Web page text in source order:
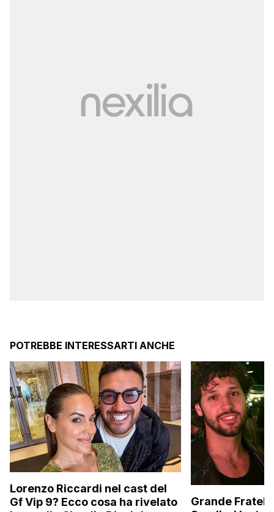
POTREBBE INTERESSARTI ANCHE
Lorenzo Riccardi nel cast del
Gf Vip 9? Ecco cosa ha rivelato
Grande